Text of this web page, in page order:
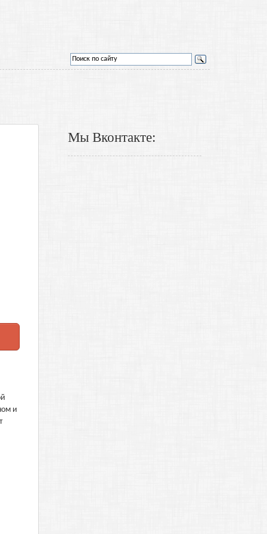
и
Мы Вконтакте: